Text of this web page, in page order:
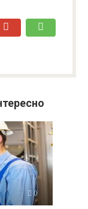
0